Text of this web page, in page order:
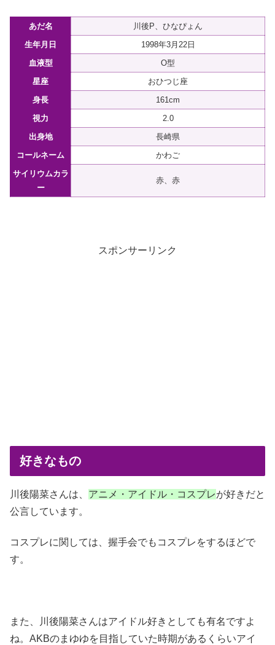
あだ名
川後P、ひなぴょん
生年月日
1998年3月22日
血液型
O型
星座
おひつじ座
身長
161cm
視力
2.0
出身地
長崎県
コールネーム
かわご
サイリウムカラ
ー
赤、赤
スポンサーリンク
好きなもの
川後陽菜さんは、 アニメ・アイドル・コスプレが好きだと
公言しています。
コスプレに関しては、握手会でもコスプレをするほどで
す。
また、川後陽菜さんはアイドル好きとしても有名ですよ
ね。AKBのまゆゆを目指していた時期があるくらいアイ